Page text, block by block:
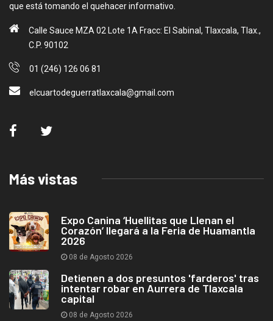
que está tomando el quehacer informativo.
Calle Sauce MZA 02 Lote 1A Fracc: El Sabinal, Tlaxcala, Tlax.,
C.P. 90102
01 (246) 126 06 81
elcuartodeguerratlaxcala@gmail.com
Más vistas
Expo Canina ‘Huellitas que Llenan el
Corazón’ llegará a la Feria de Huamantla
2026
08 de Agosto 2026
Detienen a dos presuntos 'farderos' tras
intentar robar en Aurrera de Tlaxcala
capital
08 de Agosto 2026